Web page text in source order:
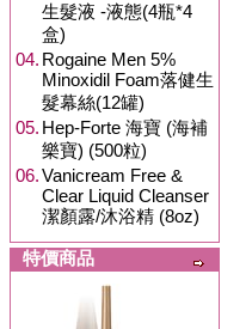
生髮液 -液態(4瓶*4
盒)
04. Rogaine Men 5%
Minoxidil Foam落健生
髮幕絲(12罐)
05. Hep-Forte 海寶 (海補
樂寶) (500粒)
06.Vanicream Free &
Clear Liquid Cleanser
潔顏露/沐浴精 (8oz)
特價商品